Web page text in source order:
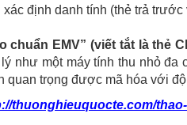
định danh tính (thẻ trả trước
chuẩn EMV” (viết tắt là thẻ
như một máy tính thu nhỏ đa
quan trọng được mã hóa với
thuonghieuquocte.com/